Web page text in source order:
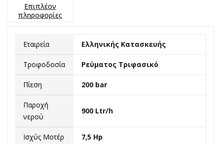
Επιπλέον
πληροφορίες
Εταιρεία Ελληνικής Κατασκευής
Τροφοδοσία Ρεύματος Τριφασικό
Πίεση 200 bar
Παροχή
νερού
900 Ltr/h
Ισχύς Μοτέρ 7,5 Hp